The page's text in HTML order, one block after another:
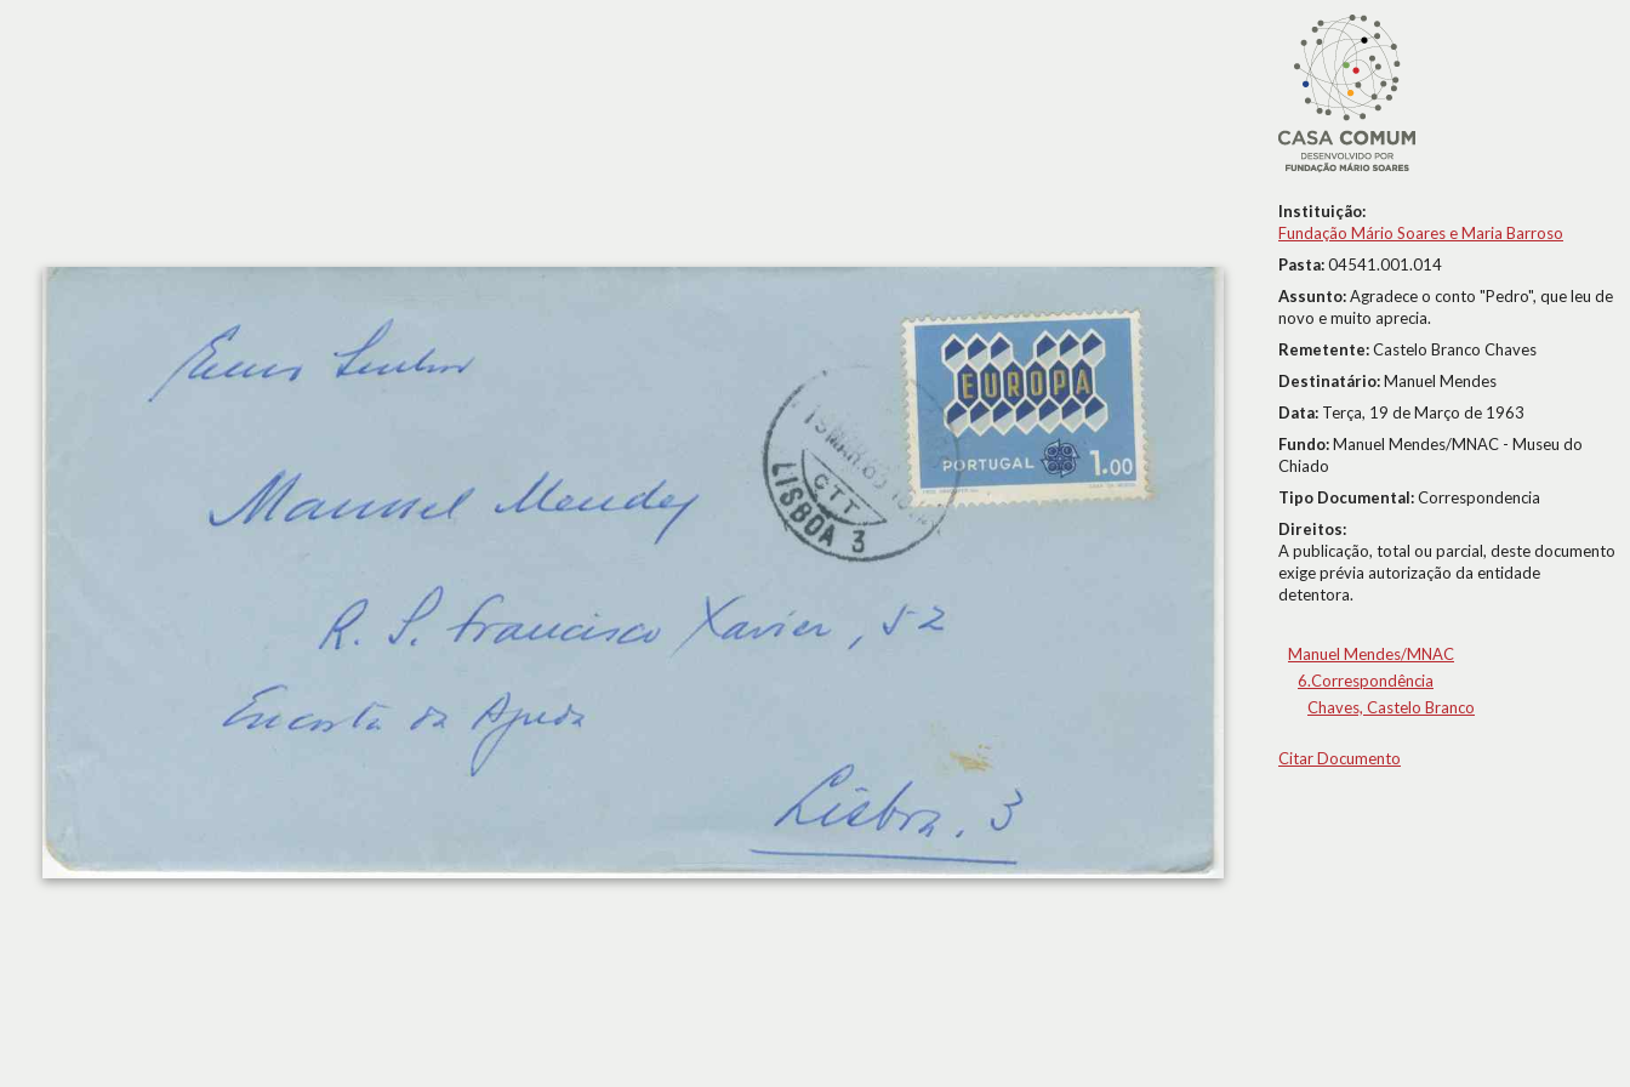
Instituição:
Fundação Mário Soares e Maria Barroso
Pasta:04541.001.014
Assunto:Agradece o conto "Pedro", que leu de
novo e muito aprecia.
Remetente:Castelo Branco Chaves
Destinatário:Manuel Mendes
Data: Terça, 19 de Março de 1963
Fundo:Manuel Mendes/MNAC - Museu do
Chiado
Tipo Documental:Correspondencia
Direitos:
A publicação, total ou parcial, deste documento
exige prévia autorização da entidade
detentora.
Manuel Mendes/MNAC
6.Correspondência
Chaves, Castelo Branco
Citar Documento